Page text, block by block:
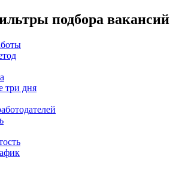
подбора вакансий
три дня